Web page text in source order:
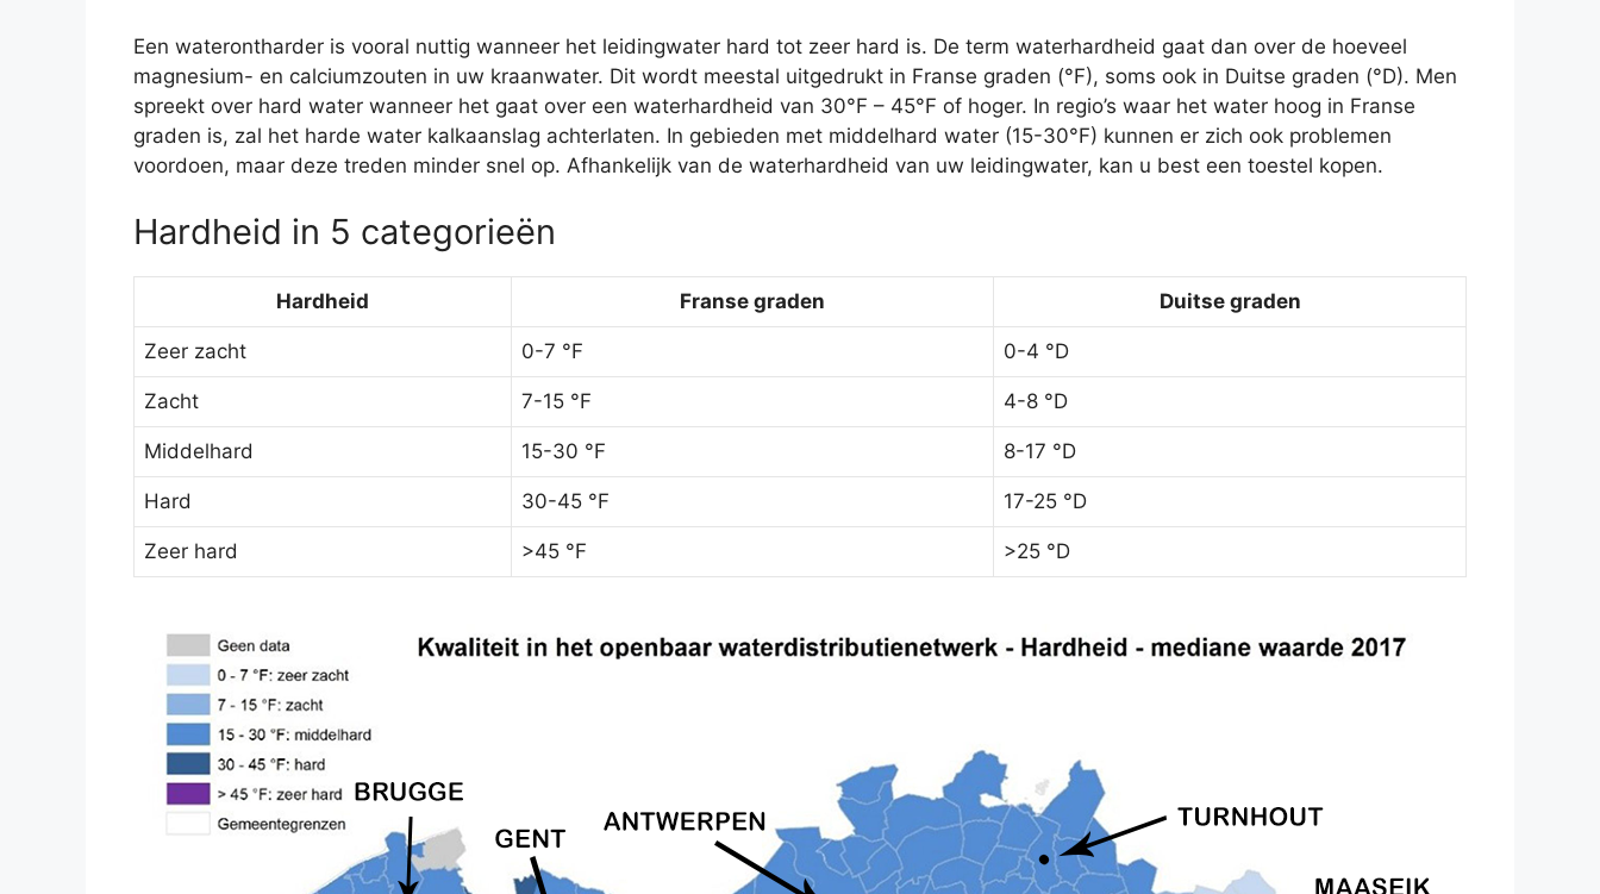
Een waterontharder is vooral nuttig wanneer het leidingwater hard tot zeer hard is. De term waterhardheid gaat dan over de hoeveel
magnesium- en calciumzouten in uw kraanwater. Dit wordt meestal uitgedrukt in Franse graden (°F), soms ook in Duitse graden (°D). Men
spreekt over hard water wanneer het gaat over een waterhardheid van 30°F – 45°F of hoger. In regio’s waar het water hoog in Franse
graden is, zal het harde water kalkaanslag achterlaten. In gebieden met middelhard water (15-30°F) kunnen er zich ook problemen
voordoen, maar deze treden minder snel op. Afhankelijk van de waterhardheid van uw leidingwater, kan u best een toestel kopen.
Hardheid in 5 categorieën
Hardheid Franse graden Duitse graden
Zeer zacht 0-7 °F 0-4 °D
Zacht 7-15 °F 4-8 °D
Middelhard 15-30 °F 8-17 °D
Hard 30-45 °F 17-25 °D
Zeer hard >45 °F >25 °D